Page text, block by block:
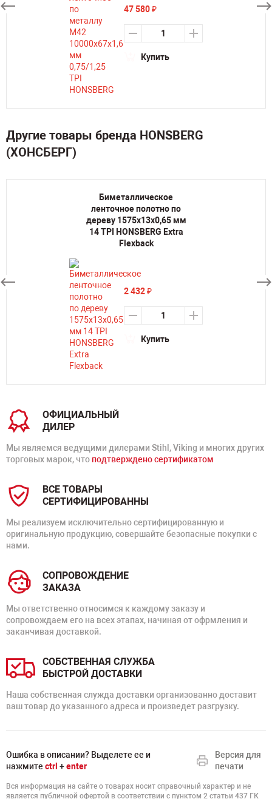
47 580₽
Купить
Другие товары бренда HONSBERG
(ХОНСБЕРГ)
Биметаллическое
ленточное полотно по
дереву 1575х13х0,65 мм
14 TPI HONSBERG Extra
Flexback
2 432₽
Купить
ОФИЦИАЛЬНЫЙ
ДИЛЕР
Мы являемся ведущими дилерами Stihl, Viking и многих других
торговых марок, что подтверждено сертификатом
ВСЕ ТОВАРЫ
СЕРТИФИЦИРОВАННЫ
Мы реализуем исключительно сертифицированную и
оригинальную продукцию, совершайте безопасные покупки с
нами.
СОПРОВОЖДЕНИЕ
ЗАКАЗА
Мы ответственно относимся к каждому заказу и
сопровождаем его на всех этапах, начиная от офрмления и
заканчивая доставкой.
СОБСТВЕННАЯ СЛУЖБА
БЫСТРОЙ ДОСТАВКИ
Наша собственная служда доставки организованно доставит
ваш товар до указанного адреса и произведет разгрузку.
Ошибка в описании? Выделете ее и
нажмите ctrl +enter
Версия для
печати
Вся информация на сайте о товарах носит справочный характер и не
является публичной офертой в соответствии с пунктом 2 статьи 437 ГК